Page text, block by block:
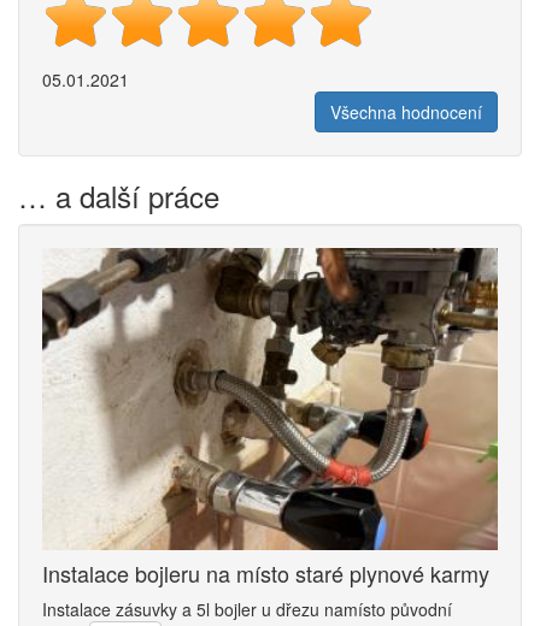
05.01.2021
Všechna hodnocení
… a další práce
Instalace bojleru na místo staré plynové karmy
Instalace zásuvky a 5l bojler u dřezu namísto původní